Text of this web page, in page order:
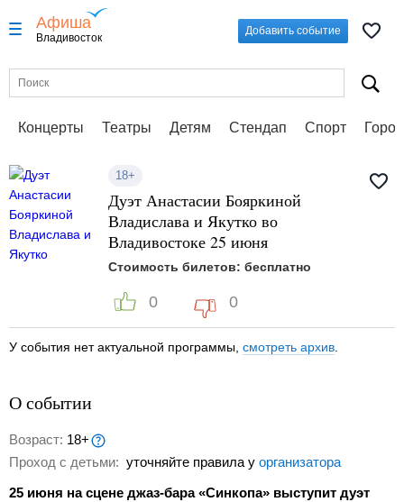
Афиша
Владивосток
Добавить событие
Концерты Театры Детям Стендап Спорт
18+
Дуэт Анастасии Бояркиной
Владислава и Якутко во
Владивостоке 25 июня
Стоимость билетов: бесплатно
0 0
У события нет актуальной программы, смотреть архив
О событии
Возраст: 18+
Проход с детьми: уточняйте правила у организатора
25 июня на сцене джаз-бара «Синкопа» выступит дуэт